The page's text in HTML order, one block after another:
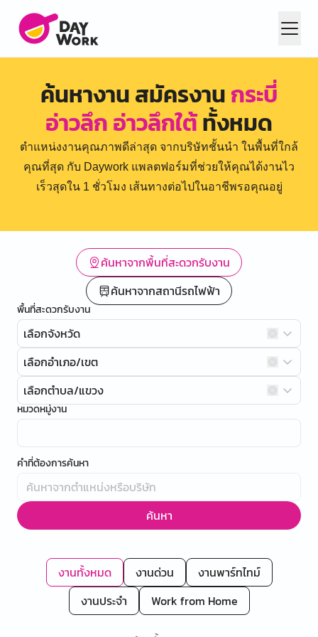
ค้นหางาน สมัครงานกระบี่
อ่าวลึก อ่าวลึกใต้ทั้งหมด
ตำแหน่งงานคุณภาพดีล่าสุด จากบริษัทชั้นนำ ในพื้นที่ใกล้
คุณที่สุด กับ Daywork แพลตฟอร์มที่ช่วยให้คุณได้งานไว
เร็วสุดใน 1 ชั่วโมง เส้นทางต่อไปในอาชีพรอคุณอยู่
ค้นหาจากพื้นที่สะดวกรับงาน
ค้นหาจากสถานีรถไฟฟ้า
พื้นที่สะดวกรับงาน
เลือกจังหวัด
เลือกอำเภอ/เขต
เลือกตำบล/แขวง
หมวดหมู่งาน
คำที่ต้องการค้นหา
ค้นหา
งานทั้งหมด งานด่วน
งานพาร์ทไทม์
งานประจำ
Work from Home